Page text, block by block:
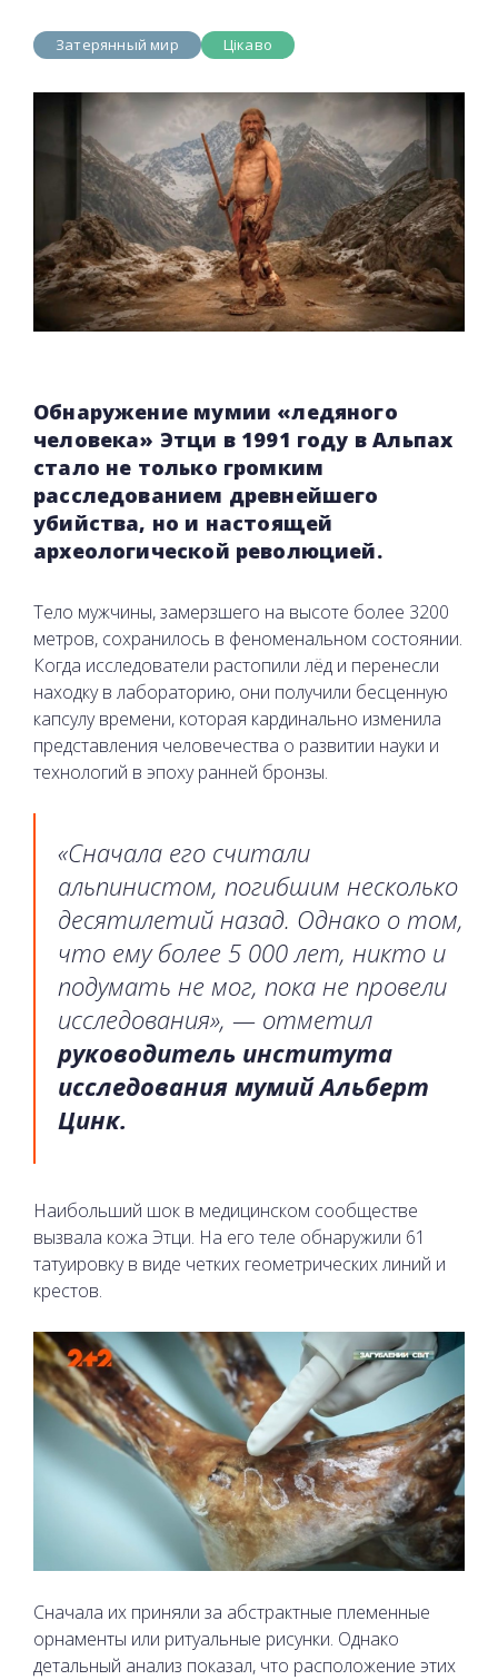
Затерянный мир Цікаво
Обнаружение мумии «ледяного
человека» Этци в 1991 году в Альпах
стало не только громким
расследованием древнейшего
убийства, но и настоящей
археологической революцией.
Тело мужчины, замерзшего на высоте более 3200
метров, сохранилось в феноменальном состоянии.
Когда исследователи растопили лёд и перенесли
находку в лабораторию, они получили бесценную
капсулу времени, которая кардинально изменила
представления человечества о развитии науки и
технологий в эпоху ранней бронзы.
«Сначала его считали
альпинистом, погибшим несколько
десятилетий назад. Однако о том,
что ему более 5 000 лет, никто и
подумать не мог, пока не провели
исследования», — отметил
руководитель института
исследования мумий Альберт
Цинк.
Наибольший шок в медицинском сообществе
вызвала кожа Этци. На его теле обнаружили 61
татуировку в виде четких геометрических линий и
крестов.
Сначала их приняли за абстрактные племенные
орнаменты или ритуальные рисунки. Однако
детальный анализ показал, что расположение этих